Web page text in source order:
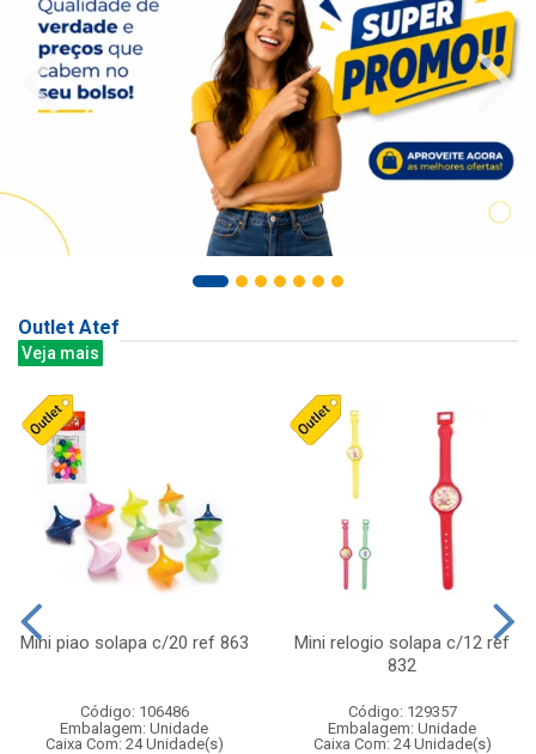
Outlet Atef
Veja mais
Mini piao solapa c/20 ref 863
Código: 106486
Embalagem: Unidade
Caixa Com: 24 Unidade(s)
Mini relogio solapa c/12 ref
832
Código: 129357
Embalagem: Unidade
Caixa Com: 24 Unidade(s)